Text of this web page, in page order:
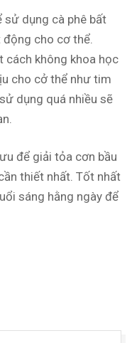
sử dụng cà phê bất
động cho cơ thể.
cách không khoa học
cho cở thể như tim
dụng quá nhiều sẽ
để giải tỏa cơn bầu
thiết nhất. Tốt nhất
sáng hằng ngày để